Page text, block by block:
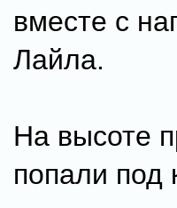
вместе с
Лайла.
На высоте
попали под